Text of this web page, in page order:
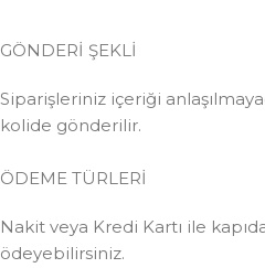
GÖNDERİ ŞEKLİ
Siparişleriniz içeriği
kolide gönderilir.
ÖDEME TÜRLERİ
Nakit veya Kredi Kartı ile
ödeyebilirsiniz.